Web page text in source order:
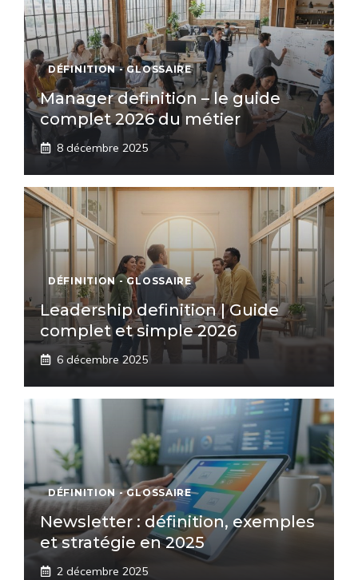
DÉFINITION - GLOSSAIRE
Manager definition – le guide
complet 2026 du métier
8 décembre 2025
DÉFINITION - GLOSSAIRE
Leadership definition | Guide
complet et simple 2026
6 décembre 2025
DÉFINITION - GLOSSAIRE
Newsletter : définition, exemples
et stratégie en 2025
2 décembre 2025